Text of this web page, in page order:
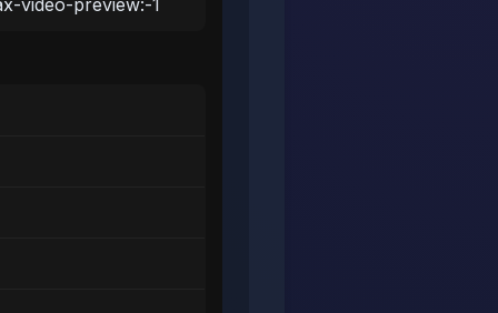
video-preview:-1